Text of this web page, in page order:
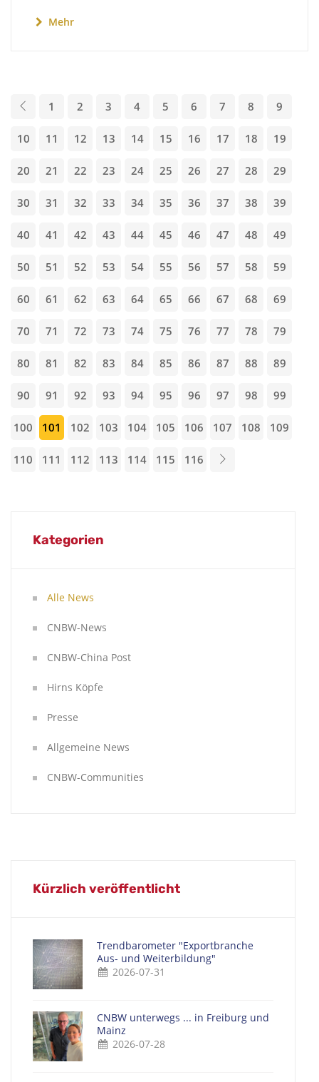
Mehr
1 2 3 4 5 6 7 8 9
10 11 12 13 14 15 16 17 18 19
20 21 22 23 24 25 26 27 28 29
30 31 32 33 34 35 36 37 38 39
40 41 42 43 44 45 46 47 48 49
50 51 52 53 54 55 56 57 58 59
60 61 62 63 64 65 66 67 68 69
70 71 72 73 74 75 76 77 78 79
80 81 82 83 84 85 86 87 88 89
90 91 92 93 94 95 96 97 98 99
100 101 102 103 104 105 106 107 108 109
110 111 112 113 114 115 116
Kategorien
Alle News
CNBW-News
CNBW-China Post
Hirns Köpfe
Presse
Allgemeine News
CNBW-Communities
Kürzlich veröffentlicht
Trendbarometer "Exportbranche
Aus- und Weiterbildung"
2026-07-31
CNBW unterwegs ... in Freiburg und
Mainz
2026-07-28